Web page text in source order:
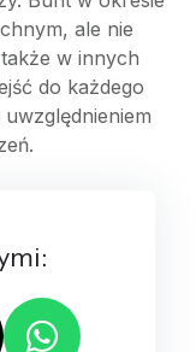
ale nie
w innych
do każdego
uwzględnieniem